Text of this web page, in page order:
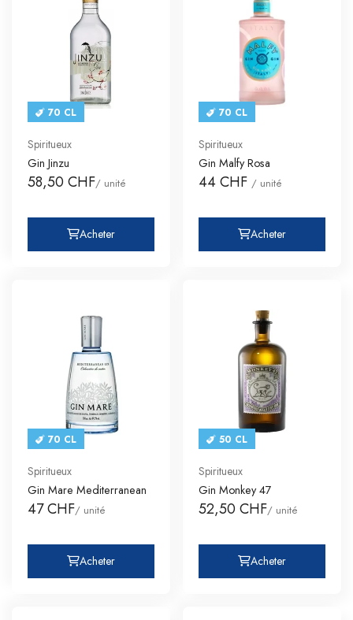
70 CL
Spiritueux
Gin Jinzu
58,50 CHF/ unité
Acheter
70 CL
Spiritueux
Gin Malfy Rosa
44 CHF / unité
Acheter
70 CL
Spiritueux
Gin Mare Mediterranean
47 CHF/ unité
Acheter
50 CL
Spiritueux
Gin Monkey 47
52,50 CHF/ unité
Acheter